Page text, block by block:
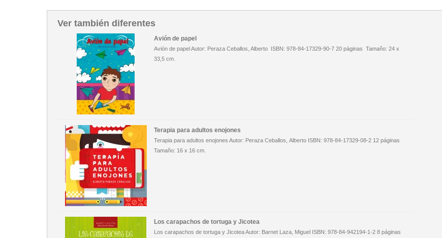
Ver también diferentes
Avión de papel
Avión de papel Autor: Peraza Ceballos, Alberto ISBN: 978-84-17329-90-7 20 páginas Tamaño: 24 x
33,5 cm.
Terapia para adultos enojones
Terapia para adultos enojones Autor: Peraza Ceballos, Alberto ISBN: 978-84-17329-08-2 12 páginas
Tamaño: 16 x 16 cm.
Los carapachos de tortuga y Jicotea
Los carapachos de tortuga y Jicotea Autor: Barnet Laza, Miguel ISBN: 978-84-942194-1-2 8 páginas